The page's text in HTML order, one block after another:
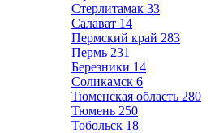
Стерлитамак 33
Салават 14
Пермский край 283
Пермь 231
Березники 14
Соликамск 6
Тюменская область 280
Тюмень 250
Тобольск 18